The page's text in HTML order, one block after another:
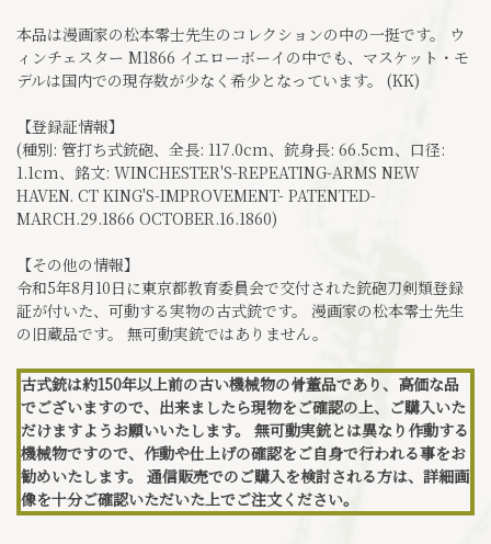
本品は漫画家の松本零士先生のコレクションの中の一挺です。 ウ
ィンチェスター M1866 イエローボーイの中でも、マスケット・モ
デルは国内での現存数が少なく希少となっています。 (KK)
【登録証情報】
(種別: 管打ち式銃砲、全長: 117.0cm、銃身長: 66.5cm、口径:
1.1cm、銘文: WINCHESTER'S-REPEATING-ARMS NEW
HAVEN. CT KING'S-IMPROVEMENT- PATENTED-
MARCH.29.1866 OCTOBER.16.1860)
【その他の情報】
令和5年8月10日に東京都教育委員会で交付された銃砲刀剣類登録
証が付いた、可動する実物の古式銃です。 漫画家の松本零士先生
の旧蔵品です。 無可動実銃ではありません。
古式銃は約150年以上前の古い機械物の骨董品であり、高価な品
でございますので、出来ましたら現物をご確認の上、ご購入いた
だけますようお願いいたします。 無可動実銃とは異なり作動する
機械物ですので、作動や仕上げの確認をご自身で行われる事をお
勧めいたします。 通信販売でのご購入を検討される方は、詳細画
像を十分ご確認いただいた上でご注文ください。